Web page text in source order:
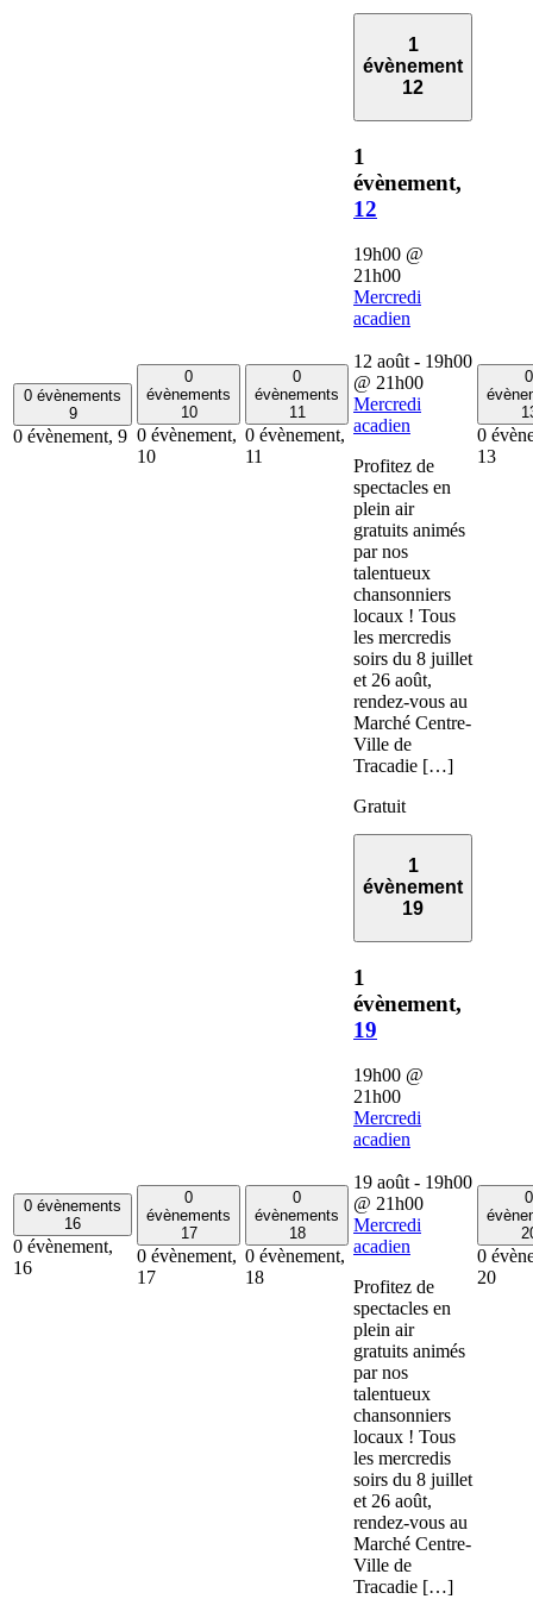
0 évènements
9
0 évènement, 9
0
évènements
10
0 évènement,
10
0
évènements
11
0 évènement,
11
1
évènement
12
1
évènement,
12
19h00 @
21h00
Mercredi
acadien
12 août - 19h00
@ 21h00
Mercredi
acadien
Profitez de
spectacles en
plein air
gratuits animés
par nos
talentueux
chansonniers
locaux ! Tous
les mercredis
soirs du 8 juillet
et 26 août,
rendez-vous au
Marché Centre-
Ville de
Tracadie […]
Gratuit
0
0
13
0 évènements
16
0 évènement,
16
0
évènements
17
0 évènement,
17
0
évènements
18
0 évènement,
18
1
évènement
19
1
évènement,
19
19h00 @
21h00
Mercredi
acadien
19 août - 19h00
@ 21h00
Mercredi
acadien
Profitez de
spectacles en
plein air
gratuits animés
par nos
talentueux
chansonniers
locaux ! Tous
les mercredis
soirs du 8 juillet
et 26 août,
rendez-vous au
Marché Centre-
Ville de
Tracadie […]
0
0
20